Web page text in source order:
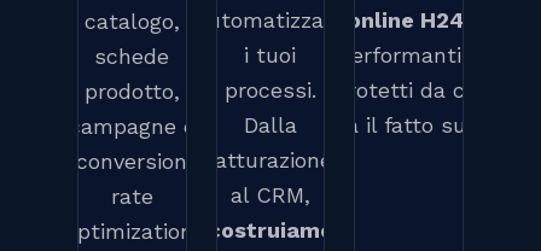
catalogo,
schede
prodotto,
campagne e
conversion
rate
optimization.
automatizzare
i tuoi
processi.
Dalla
fatturazione
al CRM,
costruiamo
online H24
performanti e
protetti da chi
sa il fatto suo.